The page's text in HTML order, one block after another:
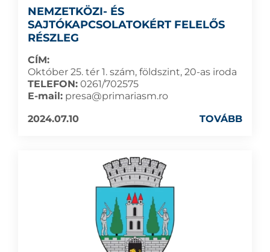
NEMZETKÖZI- ÉS
SAJTÓKAPCSOLATOKÉRT FELELŐS
RÉSZLEG
CÍM:
Október 25. tér 1. szám, földszint, 20-as iroda
TELEFON: 0261/702575
E-mail: presa@primariasm.ro
2024.07.10
TOVÁBB